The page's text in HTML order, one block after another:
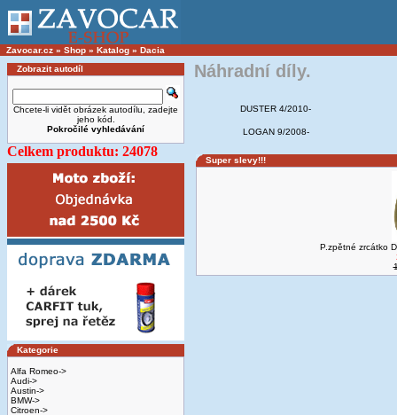
Zavocar.cz » Shop » Katalog » Dacia
Zobrazit autodíl
Chcete-li vidět obrázek autodílu, zadejte
jeho kód.
Pokročilé vyhledávání
Celkem produktu: 24078
Kategorie
Alfa Romeo->
Audi->
Austin->
BMW->
Citroen->
Náhradní díly.
DUSTER 4/2010-
LOGAN 9/2008-
Super slevy!!!
P.zpětné zrcátko